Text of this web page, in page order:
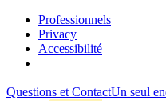
Professionnels
Privacy
Accessibilité
Questions et ContactUn seul